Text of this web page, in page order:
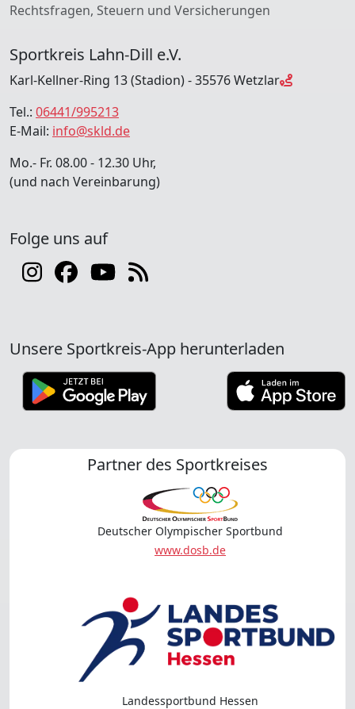
Rechtsfragen, Steuern und Versicherungen
Sportkreis Lahn-Dill e.V.
Karl-Kellner-Ring 13 (Stadion) - 35576 Wetzlar
Tel.: 06441/995213
E-Mail: info@skld.de
Mo.- Fr. 08.00 - 12.30 Uhr,
(und nach Vereinbarung)
Folge uns auf
Unsere Sportkreis-App herunterladen
Partner des Sportkreises
Deutscher Olympischer Sportbund
www.dosb.de
Landessportbund Hessen